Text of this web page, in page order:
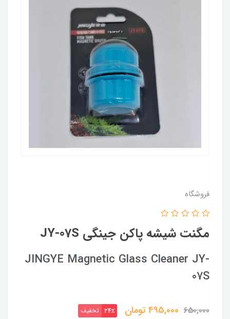
فروشگاه
مگنت شیشه پاکن جینگی JY-07S
JINGYE Magnetic Glass Cleaner JY-
07S
650,000
495,000تومان 24٪ تخفیف